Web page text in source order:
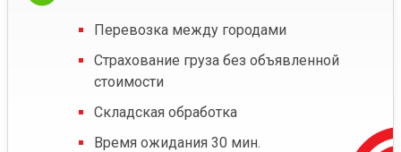
Перевозка между городами
Страхование груза без объявленной
стоимости
Складская обработка
Время ожидания 30 мин.